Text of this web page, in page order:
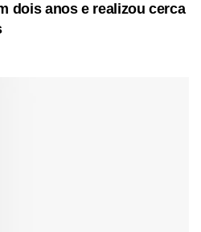
dois anos e realizou cerca